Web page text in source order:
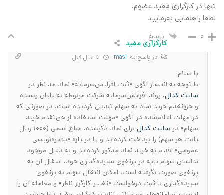
تنها در کارگزاری مفید عضوم.
لطفا راهنمایی بفرمایید
0 پاسخ
کارگزاری مفید
در پاسخ به masi
با سلام
با توجه به انتشار آگهی «ثبت افزایش‌سرمایه» نماد مد نظر در
سایت کدال، روند افزایش‌سرمایه شرکت مربوطه به پایان رسیده
و حق‌تقدم خرید نماد به سهام تبدیل گردیده است. در صورتی‌ که
در مهلت اعلام‌شده در آگهی «مهلت استفاده از حق‌تقدم خرید
سهام» در سایت کدال
برای نماد ذکرشده، مبلغ اسمی (1000 ریال
بابت هر سهم) را پرداخت کرده‌اید و یا در بازه «پذیره‌نویسی
عمومی» اقدام به خرید نماد مذکور کرده‌اید و به دلیل موجود
نداشتن سهام پایه در پرتفوی سپرده‌گذاری خود، انتقال آن به
پرتفوی صورت نگرفته است، امکان انتقال سهام به پرتفوی
سپرده‌گذاری با ثبت درخواست «تغییر کارگزار ناظر» و معامله آن را